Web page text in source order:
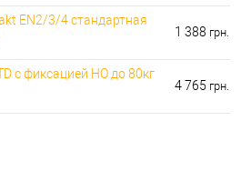
EN2/3/4 стандартная
1 388 грн.
с фиксацией HO до 80кг
4 765 грн.